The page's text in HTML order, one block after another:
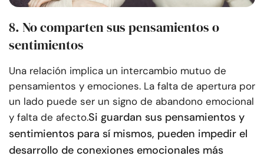
8. No comparten sus pensamientos o
sentimientos
Una relación implica un intercambio mutuo de
pensamientos y emociones. La falta de apertura por
un lado puede ser un signo de abandono emocional
y falta de afecto.Si guardan sus pensamientos y
sentimientos para sí mismos, pueden impedir el
desarrollo de conexiones emocionales más